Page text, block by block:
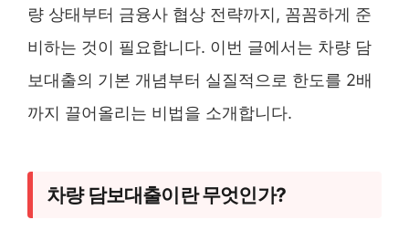
량 상태부터 금융사 협상 전략까지, 꼼꼼하게 준
비하는 것이 필요합니다. 이번 글에서는 차량 담
보대출의 기본 개념부터 실질적으로 한도를 2배
까지 끌어올리는 비법을 소개합니다.
차량 담보대출이란 무엇인가?